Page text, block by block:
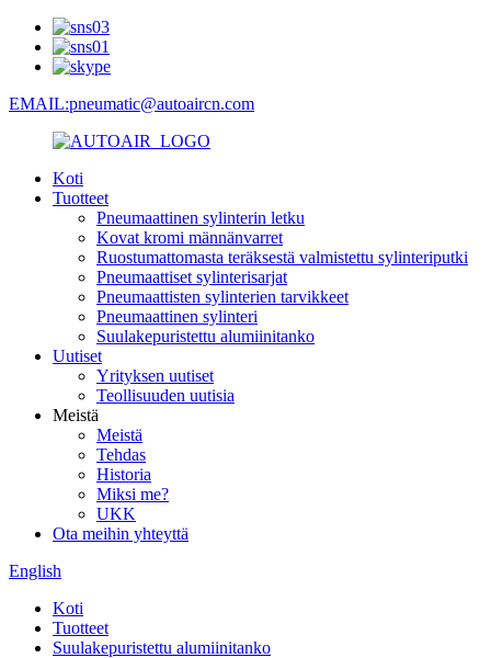
EMAIL:pneumatic@autoaircn.com
Koti
Tuotteet
Pneumaattinen sylinterin letku
Kovat kromi männänvarret
Ruostumattomasta teräksestä valmistettu sylinteriputki
Pneumaattiset sylinterisarjat
Pneumaattisten sylinterien tarvikkeet
Pneumaattinen sylinteri
Suulakepuristettu alumiinitanko
Uutiset
Yrityksen uutiset
Teollisuuden uutisia
Meistä
Meistä
Tehdas
Historia
Miksi me?
UKK
Ota meihin yhteyttä
English
Koti
Tuotteet
Suulakepuristettu alumiinitanko